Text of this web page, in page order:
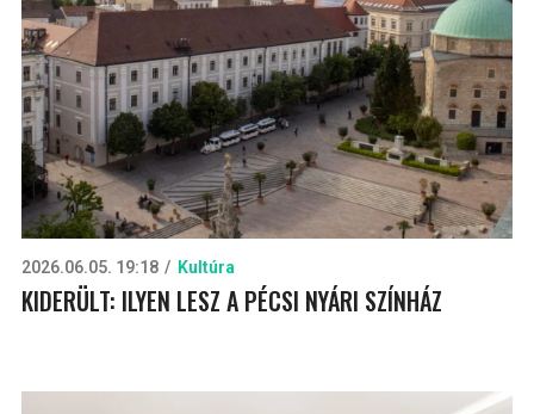
2026.06.05. 19:18 Kultúra
KIDERÜLT: ILYEN LESZ A PÉCSI NYÁRI SZÍNHÁZ